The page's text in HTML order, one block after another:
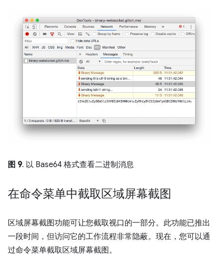
图 9. 以 Base64 格式查看二进制消息
在命令菜单中截取区域屏幕截图
区域屏幕截图功能可让您截取视口的一部分。此功能已推出
一段时间，但访问它的工作流程非常隐蔽。现在，您可以通
过命令菜单截取区域屏幕截图。